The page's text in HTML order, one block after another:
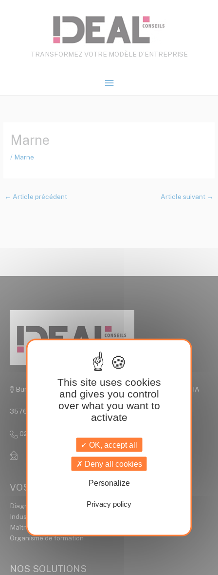
TRANSFORMEZ VOTRE MODÈLE D’ENTREPRISE
principal
Marne
/ Marne
← Article précédent Article suivant →
Bureaux de Rennes, Parc Edonia Rue de la Terre VICTORIA
35760 Saint Grégoire
02 90 09 35 15
contact@ideal-conseils.fr
VOS MÉTIERS
Diagnostiqueur Immobilier
Industrie / HSE
Maître d’ouvrage
Organisme de formation
NOS SOLUTIONS
This site uses cookies
and gives you control
over what you want to
activate
OK, accept all
Deny all cookies
Personalize
Privacy policy